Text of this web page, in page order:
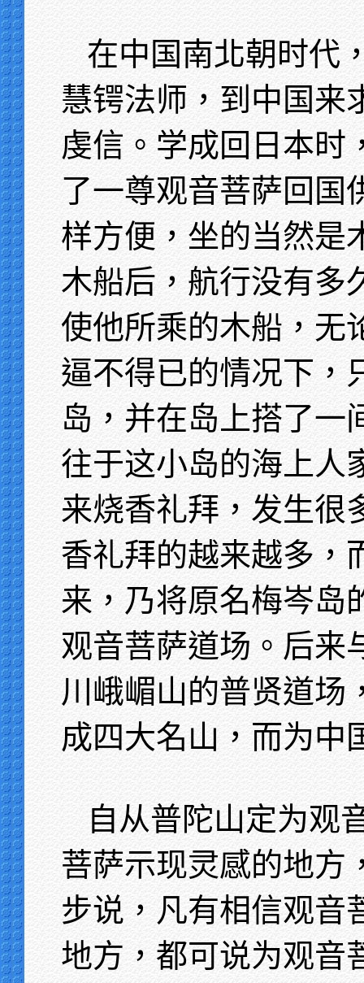
在中国南北朝时代
慧锷法师，到中国来
虔信。学成回日本时
了一尊观音菩萨回国
样方便，坐的当然是
木船后，航行没有多
使他所乘的木船，无
逼不得已的情况下，
岛，并在岛上搭了一
往于这小岛的海上人
来烧香礼拜，发生很
香礼拜的越来越多，
来，乃将原名梅岑岛
观音菩萨道场。后来
川峨嵋山的普贤道场
成四大名山，而为中
自从普陀山定为观
菩萨示现灵感的地方
步说，凡有相信观音
地方，都可说为观音